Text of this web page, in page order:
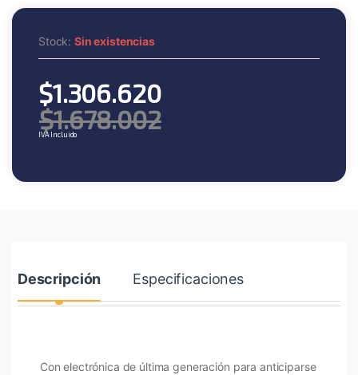
Stock:Sin existencias
$1.306.620
$1.678.002
IVA Incluido
Descripción Especificaciones
Con electrónica de última generación para anticiparse